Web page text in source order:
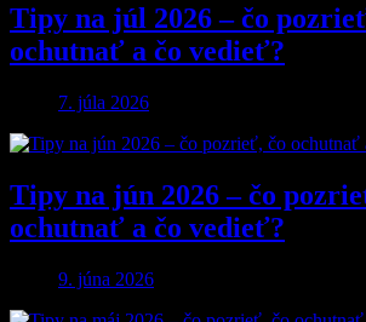
Tipy na júl 2026 – čo
ochutnať a čo vedieť?
7. júla 2026
Tipy na jún 2026 – čo
ochutnať a čo vedieť?
9. júna 2026